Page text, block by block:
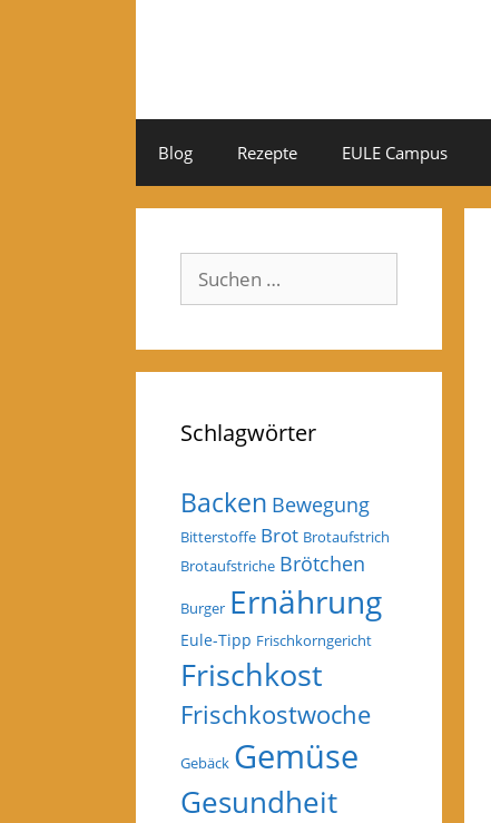
Blog Rezepte EULE Campus
Suchen
nach:
Schlagwörter
Backen Bewegung
Bitterstoffe Brot Brotaufstrich
Brotaufstriche Brötchen
Burger Ernährung
Eule-Tipp Frischkorngericht
Frischkost
Frischkostwoche
Gebäck Gemüse
Gesundheit